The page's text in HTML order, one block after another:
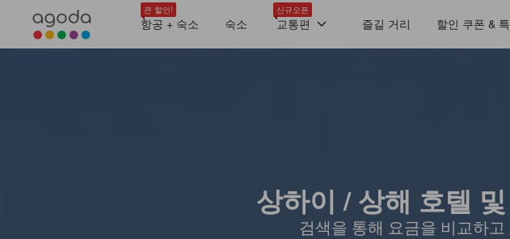
큰 할인!
항공 + 숙소 숙소
신규오픈
교통편 즐길 거리 할인 쿠폰 &
상하이 / 상해 호텔
검색을 통해 요금을 비교하